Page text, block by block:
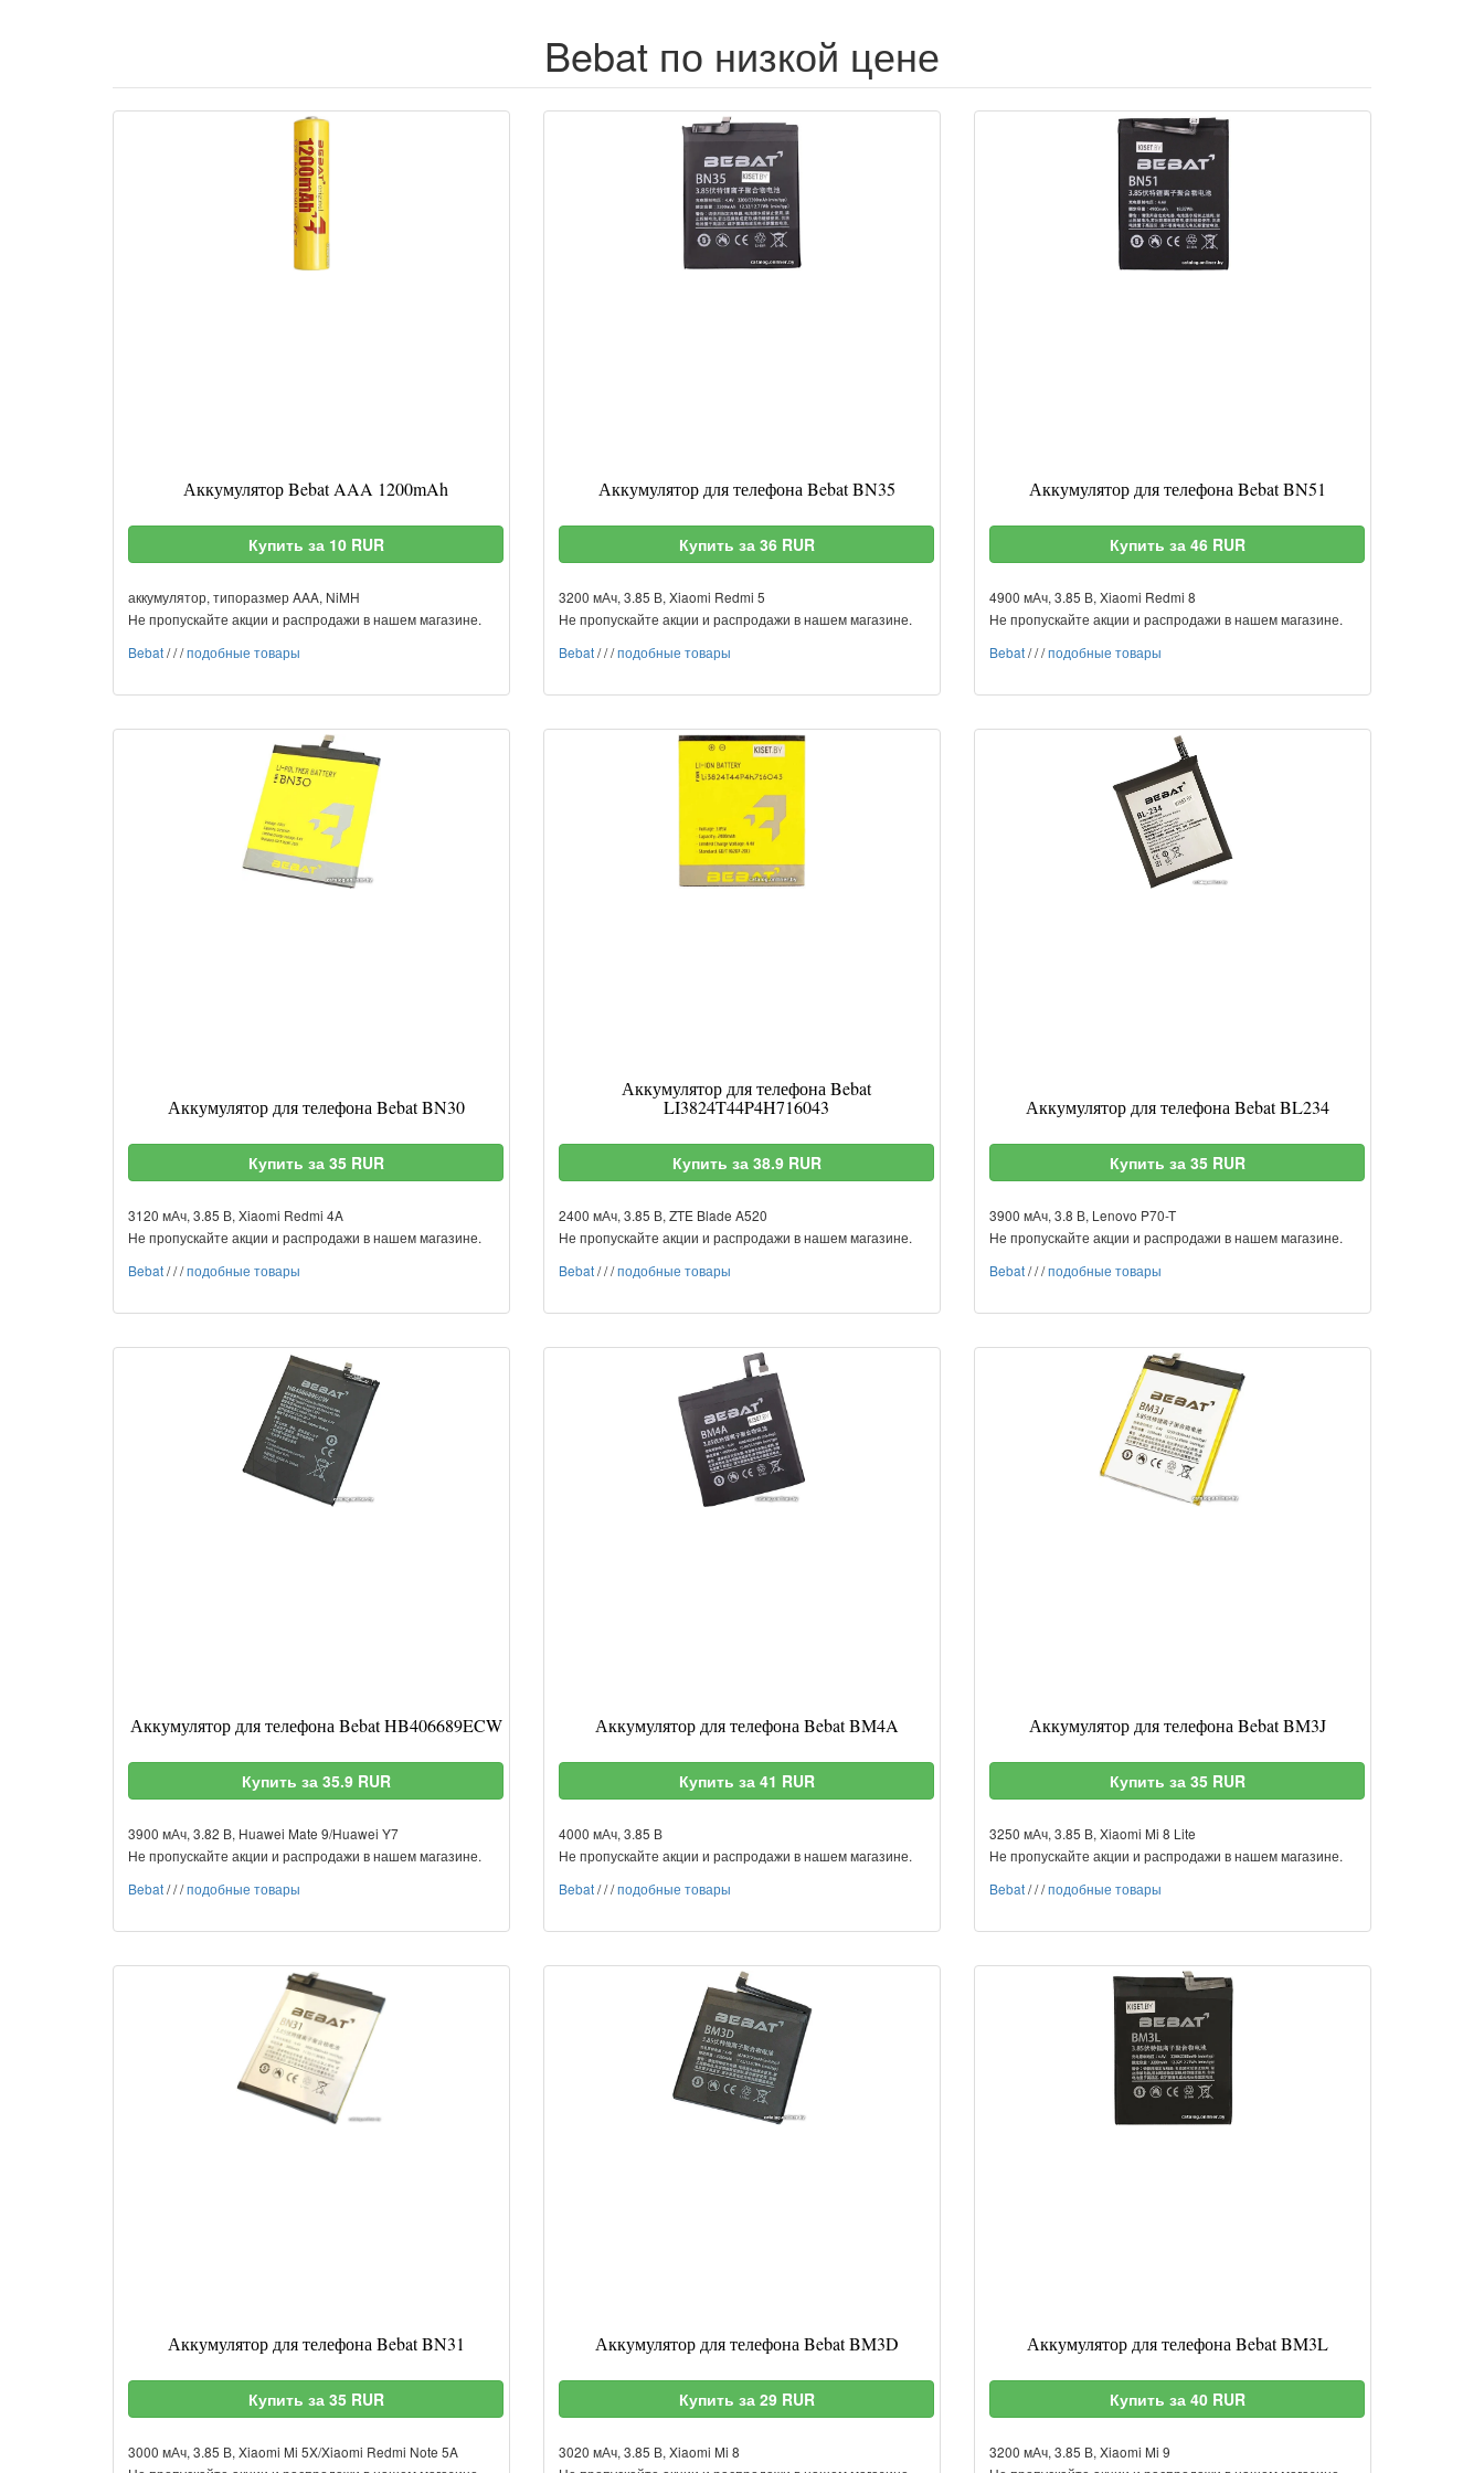
Bebat по низкой цене
Аккумулятор Bebat AAA 1200mAh
Купить за 10 RUR
аккумулятор, типоразмер AAA, NiMH
Не пропускайте акции и распродажи в нашем магазине.
Bebat///подобные товары
Аккумулятор для телефона Bebat BN35
Купить за 36 RUR
3200 мАч, 3.85 В, Xiaomi Redmi 5
Не пропускайте акции и распродажи в нашем магазине.
Bebat///подобные товары
Аккумулятор для телефона Bebat BN51
Купить за 46 RUR
4900 мАч, 3.85 В, Xiaomi Redmi 8
Не пропускайте акции и распродажи в нашем магазине.
Bebat///подобные товары
Аккумулятор для телефона Bebat BN30
Купить за 35 RUR
3120 мАч, 3.85 В, Xiaomi Redmi 4A
Не пропускайте акции и распродажи в нашем магазине.
Bebat///подобные товары
Аккумулятор для телефона Bebat
LI3824T44P4H716043
Купить за 38.9 RUR
2400 мАч, 3.85 В, ZTE Blade A520
Не пропускайте акции и распродажи в нашем магазине.
Bebat///подобные товары
Аккумулятор для телефона Bebat BL234
Купить за 35 RUR
3900 мАч, 3.8 В, Lenovo P70-T
Не пропускайте акции и распродажи в нашем магазине.
Bebat///подобные товары
Аккумулятор для телефона Bebat HB406689ECW
Купить за 35.9 RUR
3900 мАч, 3.82 В, Huawei Mate 9/Huawei Y7
Не пропускайте акции и распродажи в нашем магазине.
Bebat///подобные товары
Аккумулятор для телефона Bebat BM4A
Купить за 41 RUR
4000 мАч, 3.85 В
Не пропускайте акции и распродажи в нашем магазине.
Bebat///подобные товары
Аккумулятор для телефона Bebat BM3J
Купить за 35 RUR
3250 мАч, 3.85 В, Xiaomi Mi 8 Lite
Не пропускайте акции и распродажи в нашем магазине.
Bebat///подобные товары
Аккумулятор для телефона Bebat BN31
Купить за 35 RUR
3000 мАч, 3.85 В, Xiaomi Mi 5X/Xiaomi Redmi Note 5A
Аккумулятор для телефона Bebat BM3D
Купить за 29 RUR
3020 мАч, 3.85 В, Xiaomi Mi 8
Аккумулятор для телефона Bebat BM3L
Купить за 40 RUR
3200 мАч, 3.85 В, Xiaomi Mi 9